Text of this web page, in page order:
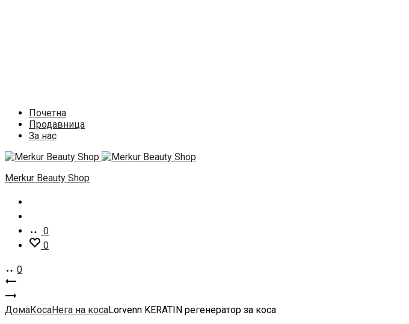
Почетна
Продавница
За нас
Merkur Beauty Shop
0
0
0
Product
navigation
REFRESH
маска
Lorvenn
шампон
за
ДомаКосаНега на косаLorvenn KERATIN регенератор за коса